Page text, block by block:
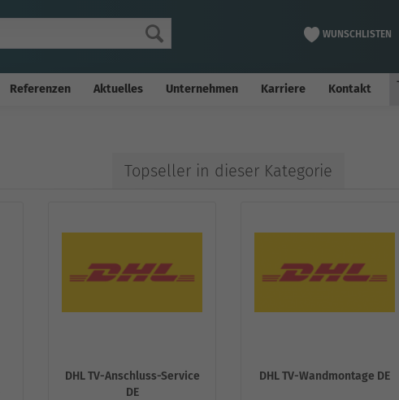
WUNSCHLISTEN
Referenzen Aktuelles Unternehmen Karriere Kontakt
Topseller in dieser Kategorie
DHL TV-Anschluss-Service
DE
DHL TV-Wandmontage DE